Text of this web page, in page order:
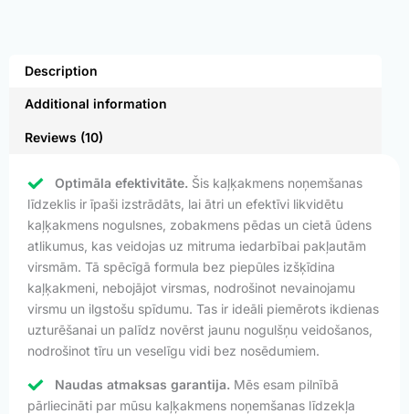
Description
Additional information
Reviews (10)
Optimāla efektivitāte. Šis kaļķakmens noņemšanas
līdzeklis ir īpaši izstrādāts, lai ātri un efektīvi likvidētu
kaļķakmens nogulsnes, zobakmens pēdas un cietā ūdens
atlikumus, kas veidojas uz mitruma iedarbībai pakļautām
virsmām. Tā spēcīgā formula bez piepūles izšķīdina
kaļķakmeni, nebojājot virsmas, nodrošinot nevainojamu
virsmu un ilgstošu spīdumu. Tas ir ideāli piemērots ikdienas
uzturēšanai un palīdz novērst jaunu nogulšņu veidošanos,
nodrošinot tīru un veselīgu vidi bez nosēdumiem.
Naudas atmaksas garantija. Mēs esam pilnībā
pārliecināti par mūsu kaļķakmens noņemšanas līdzekļa